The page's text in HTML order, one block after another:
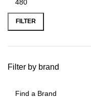
FILTER
Filter by brand